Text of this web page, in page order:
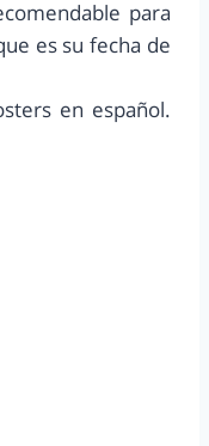
para
es su fecha de
en español.